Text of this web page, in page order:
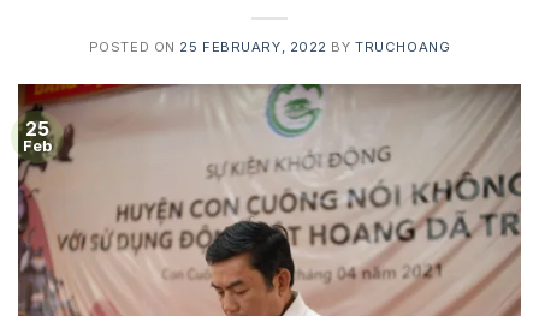
POSTED ON 25 FEBRUARY, 2022 BYTRUCHOANG
25
Feb